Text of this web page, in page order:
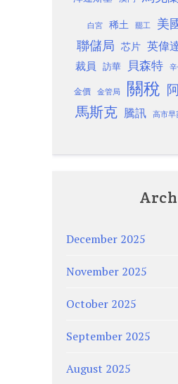
白宮 稀土 罷工 美
聯儲局 芯片 英偉
裁員 訪華 貝森特
金價 金管局 關稅
馬斯克 騰訊 高市早
December 2025
November 2025
October 2025
September 2025
August 2025